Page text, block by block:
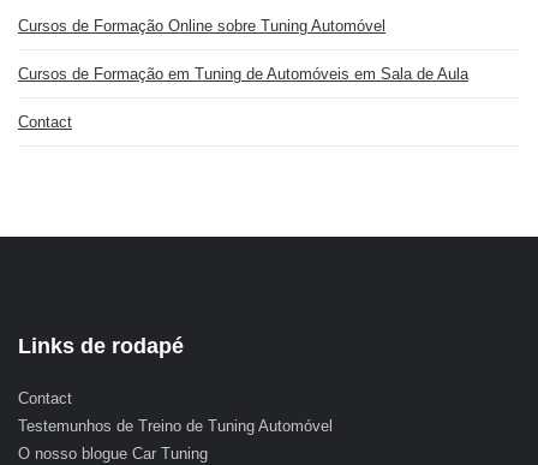
Cursos de Formação Online sobre Tuning Automóvel
Cursos de Formação em Tuning de Automóveis em Sala de Aula
Contact
Links de rodapé
Contact
Testemunhos de Treino de Tuning Automóvel
O nosso blogue Car Tuning